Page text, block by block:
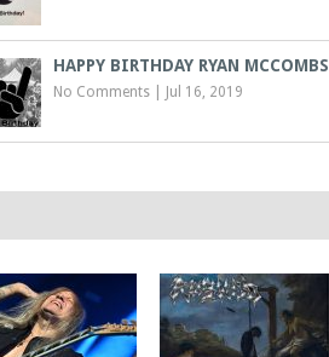
HAPPY BIRTHDAY RYAN MCCOMBS
No Comments Jul 16, 2019